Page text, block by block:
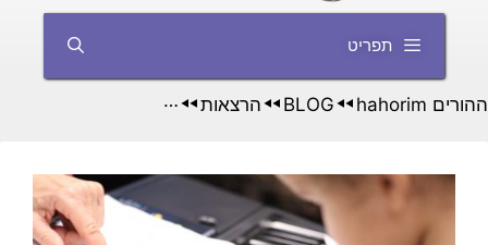
תפריט
ההורים hahorim ◄◄
BLOG
◄◄ הרצאות ◄◄ מוזיקה לטף –